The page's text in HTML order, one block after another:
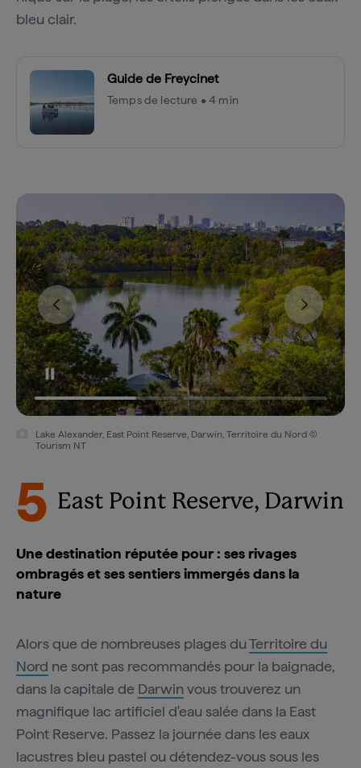
bleu clair.
Guide de Freycinet
Temps de lecture • 4 min
Lake Alexander, East Point Reserve, Darwin, Territoire du Nord ©
Tourism NT
5 East Point Reserve, Darwin
Une destination réputée pour : ses rivages
ombragés et ses sentiers immergés dans la
nature
Alors que de nombreuses plages duTerritoire du
Nord ne sont pas recommandés pour la baignade,
dans la capitale de Darwinvous trouverez un
magnifique lac artificiel d'eau salée dans la East
Point Reserve. Passez la journée dans les eaux
lacustres bleu pastel ou détendez-vous sous les